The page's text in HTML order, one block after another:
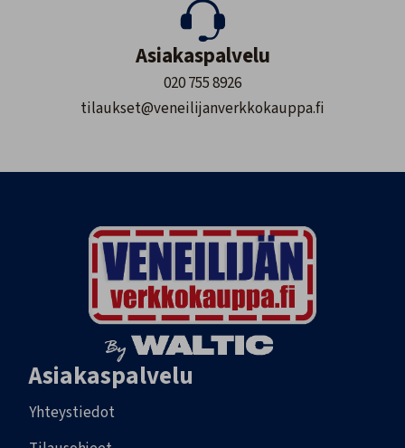
Asiakaspalvelu
020 755 8926
tilaukset@veneilijanverkkokauppa.fi
Asiakaspalvelu
Yhteystiedot